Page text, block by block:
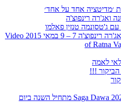
׳מדיטציה אחד על אחד׳
ואג'רה רינפוצ'ה
ג'טסונמה טנזין פאלמו
הקלטות וידיאו של רטנה ואג'רה רינפוצ'ה 7 – 9 במאי 2015 Video
of Ratna
לאמה
!!!
חודש "סאקה דאווה" – Saga Dawa 2026 מתחיל השנה ביום